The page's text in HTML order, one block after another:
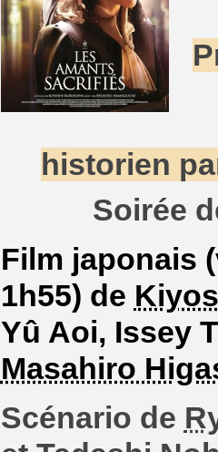
historien
Soirée
Film japonais
1h55) de
Yû Aoi, Issey
Masahiro
Scénario de